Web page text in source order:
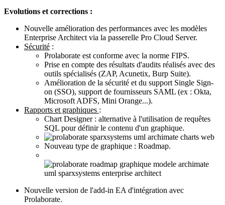
Evolutions et corrections :
Nouvelle amélioration des performances avec les modèles
Enterprise Architect via la passerelle Pro Cloud Server.
Sécurité :
Prolaborate est conforme avec la norme FIPS.
Prise en compte des résultats d'audits réalisés avec des
outils spécialisés (ZAP, Acunetix, Burp Suite).
Amélioration de la sécurité et du support Single Sign-
on (SSO), support de fournisseurs SAML (ex : Okta,
Microsoft ADFS, Mini Orange...).
Rapports et graphiques :
Chart Designer : alternative à l'utilisation de requêtes
SQL pour définir le contenu d'un graphique.
Nouveau type de graphique : Roadmap.
Nouvelle version de l'add-in EA d'intégration avec
Prolaborate.